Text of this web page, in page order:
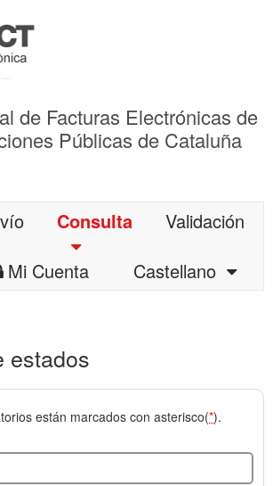
de Facturas Electrónicas de
Públicas de Cataluña
Consulta
Validación
Mi Cuenta
Castellano
estados
están marcados con asterisco(*).